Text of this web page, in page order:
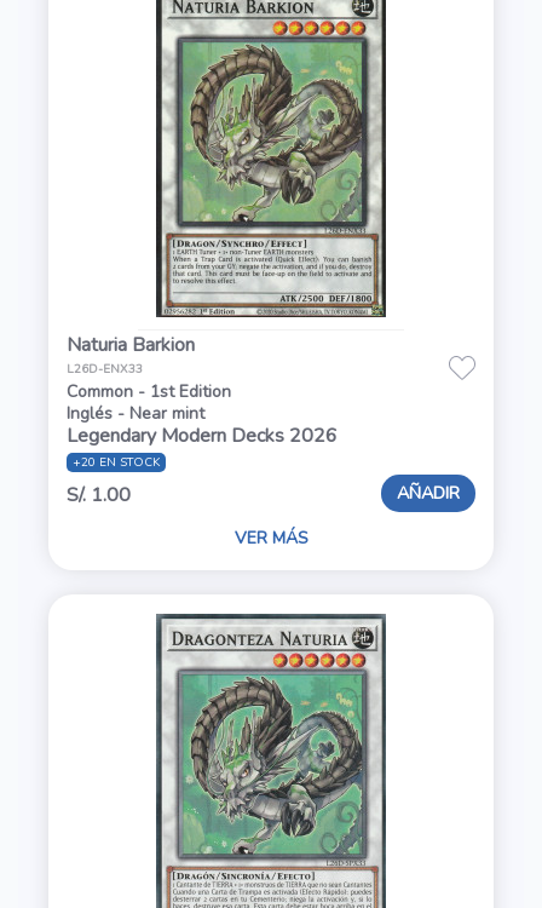
Naturia Barkion
L26D-ENX33
Common - 1st Edition
Inglés - Near mint
Legendary Modern Decks 2026
+20 EN STOCK
S/. 1.00 AÑADIR
VER MÁS